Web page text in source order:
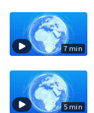
7 min
5 min